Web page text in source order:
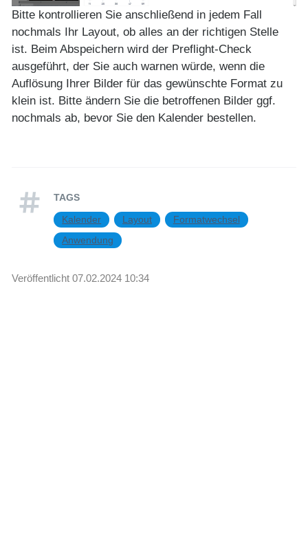
Bitte kontrollieren Sie anschließend in jedem Fall
nochmals Ihr Layout, ob alles an der richtigen Stelle
ist. Beim Abspeichern wird der Preflight-Check
ausgeführt, der Sie auch warnen würde, wenn die
Auflösung Ihrer Bilder für das gewünschte Format zu
klein ist. Bitte ändern Sie die betroffenen Bilder ggf.
nochmals ab, bevor Sie den Kalender bestellen.
TAGS
Kalender Layout
Formatwechsel
Anwendung
Veröffentlicht 07.02.2024 10:34